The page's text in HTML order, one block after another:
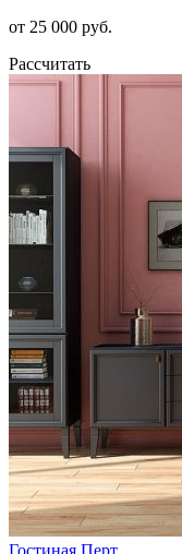
от 25 000 руб.
Рассчитать
Гостиная Перт